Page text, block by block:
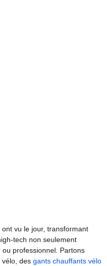
vu le jour, transformant
tech non seulement
ou professionnel. Partons
vélo, des gants chauffants vélo